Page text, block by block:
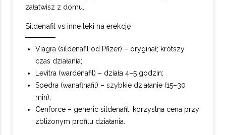
załatwisz z domu.
Sildenafil vs inne leki na erekcję
Viagra (sildenafil od Pfizer) – oryginał; krótszy
czas działania;
Levitra (wardénafil) – działa 4–5 godzin;
Spedra (wanaflnafil) – szybkie działanie (15–30
min);
Cenforce – generic sildenafil, korzystna cena przy
zbliżonym profilu działania.